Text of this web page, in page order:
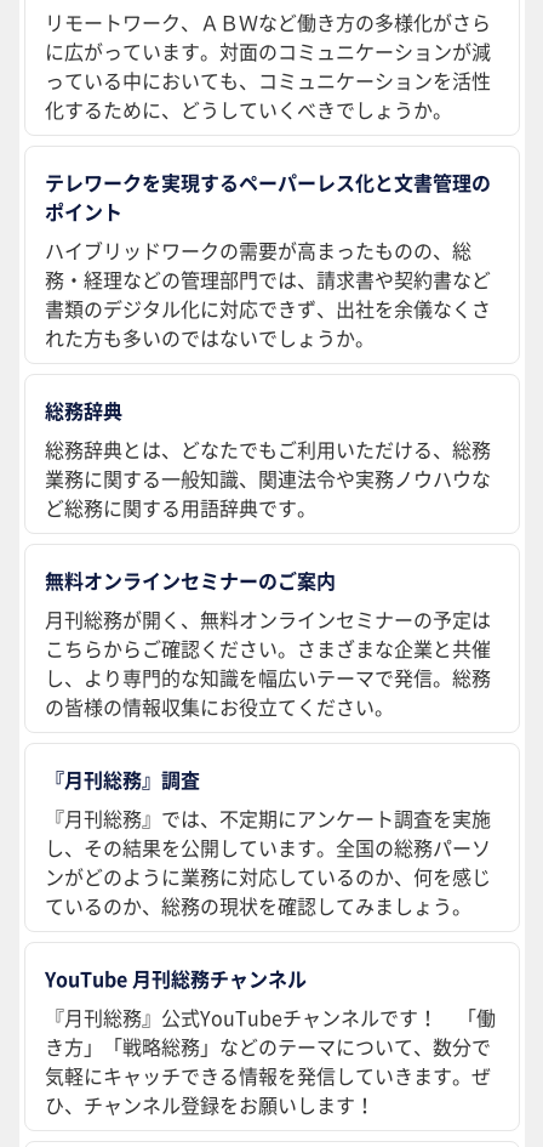
リモートワーク、ＡＢＷなど働き方の多様化がさら
に広がっています。対面のコミュニケーションが減
っている中においても、コミュニケーションを活性
化するために、どうしていくべきでしょうか。
テレワークを実現するペーパーレス化と文書管理の
ポイント
ハイブリッドワークの需要が高まったものの、総
務・経理などの管理部門では、請求書や契約書など
書類のデジタル化に対応できず、出社を余儀なくさ
れた方も多いのではないでしょうか。
総務辞典
総務辞典とは、どなたでもご利用いただける、総務
業務に関する一般知識、関連法令や実務ノウハウな
ど総務に関する用語辞典です。
無料オンラインセミナーのご案内
月刊総務が開く、無料オンラインセミナーの予定は
こちらからご確認ください。さまざまな企業と共催
し、より専門的な知識を幅広いテーマで発信。総務
の皆様の情報収集にお役立てください。
『月刊総務』調査
『月刊総務』では、不定期にアンケート調査を実施
し、その結果を公開しています。全国の総務パーソ
ンがどのように業務に対応しているのか、何を感じ
ているのか、総務の現状を確認してみましょう。
YouTube 月刊総務チャンネル
『月刊総務』公式YouTubeチャンネルです！ 「働
き方」「戦略総務」などのテーマについて、数分で
気軽にキャッチできる情報を発信していきます。ぜ
ひ、チャンネル登録をお願いします！